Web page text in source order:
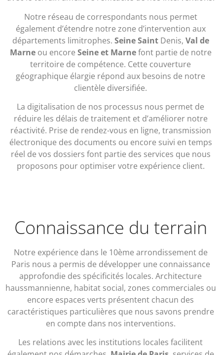
Notre réseau de correspondants nous permet
également d’étendre notre zone d’intervention aux
départements limitrophes. Seine SaintDenis, Val de
Marneou encore Seine et Marnefont partie de notre
territoire de compétence. Cette couverture
géographique élargie répond aux besoins de notre
clientèle diversifiée.
La digitalisation de nos processus nous permet de
réduire les délais de traitement et d’améliorer notre
réactivité. Prise de rendez-vous en ligne, transmission
électronique des documents ou encore suivi en temps
réel de vos dossiers font partie des services que nous
proposons pour optimiser votre expérience client.
Connaissance du terrain
Notre expérience dans le 10ème arrondissement de
Paris nous a permis de développer une connaissance
approfondie des spécificités locales. Architecture
haussmannienne, habitat social, zones commerciales ou
encore espaces verts présentent chacun des
caractéristiques particulières que nous savons prendre
en compte dans nos interventions.
Les relations avec les institutions locales facilitent